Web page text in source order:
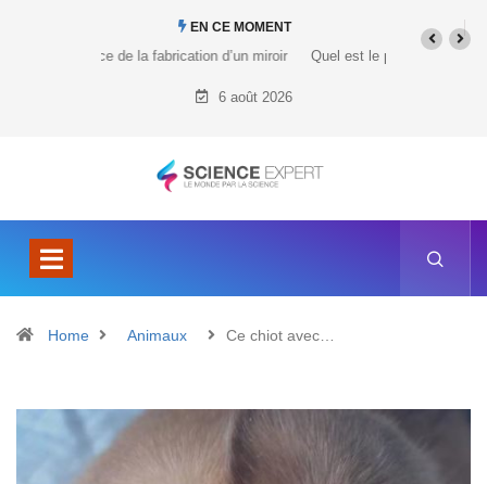
EN CE MOMENT
Quel est le prix du Tesla Cybertruck ?
6 août 2026
Home Animaux Ce chiot avec…